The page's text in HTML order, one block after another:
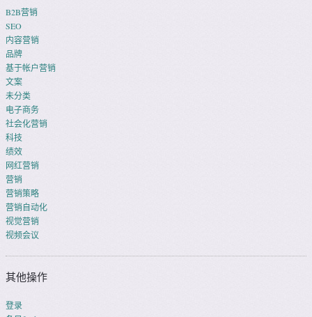
B2B营销
SEO
内容营销
品牌
基于帐户营销
文案
未分类
电子商务
社会化营销
科技
绩效
网红营销
营销
营销策略
营销自动化
视觉营销
视频会议
其他操作
登录